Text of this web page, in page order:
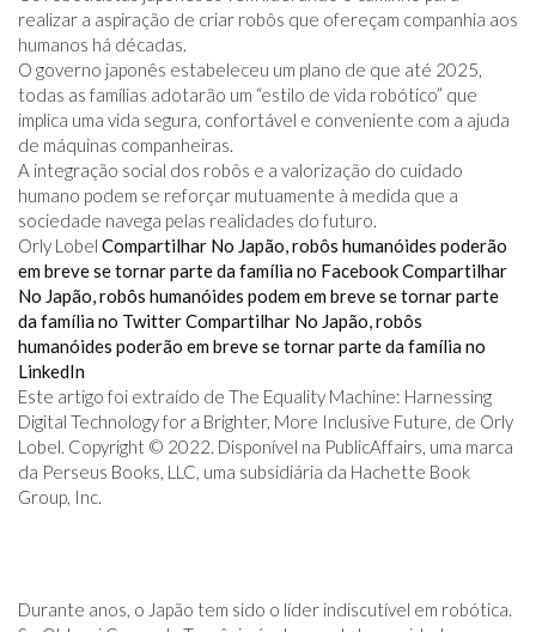
realizar a aspiração de criar robôs que ofereçam companhia aos
humanos há décadas.
O governo japonês estabeleceu um plano de que até 2025,
todas as famílias adotarão um “estilo de vida robótico” que
implica uma vida segura, confortável e conveniente com a ajuda
de máquinas companheiras.
A integração social dos robôs e a valorização do cuidado
humano podem se reforçar mutuamente à medida que a
sociedade navega pelas realidades do futuro.
Orly Lobel Compartilhar No Japão, robôs humanóides poderão
em breve se tornar parte da família no FacebookCompartilhar
No Japão, robôs humanóides podem em breve se tornar parte
da família no TwitterCompartilhar No Japão, robôs
humanóides poderão em breve se tornar parte da família no
LinkedIn
Este artigo foi extraído de The Equality Machine: Harnessing
Digital Technology for a Brighter, More Inclusive Future, de Orly
Lobel. Copyright © 2022. Disponível na PublicAffairs, uma marca
da Perseus Books, LLC, uma subsidiária da Hachette Book
Group, Inc.
Durante anos, o Japão tem sido o líder indiscutível em robótica.